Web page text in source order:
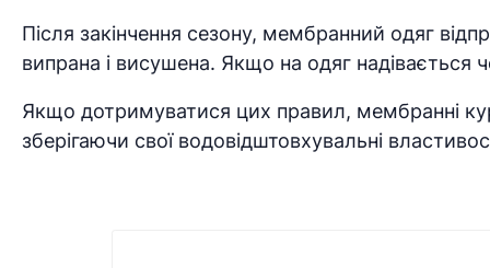
Після закінчення сезону, мембранний одяг
випрана і висушена. Якщо на одяг надівається
Якщо дотримуватися цих правил, мембранні
зберігаючи свої водовідштовхувальні